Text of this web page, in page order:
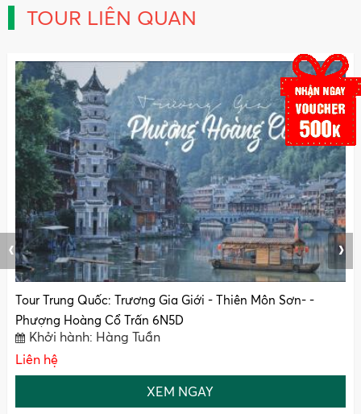
TOUR LIÊN QUAN
Tour Trung Quốc: Trương Gia Giới - Thiên Môn Sơn- -
Phượng Hoàng Cổ Trấn 6N5D
Khởi hành: Hàng Tuần
Liên hệ
XEM NGAY
‹ ›